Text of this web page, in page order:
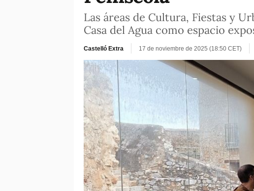
Las áreas de Cultura, Fiestas y
Casa del Agua como espacio
Castelló Extra 17 de noviembre de 2025 (18:50 CET)